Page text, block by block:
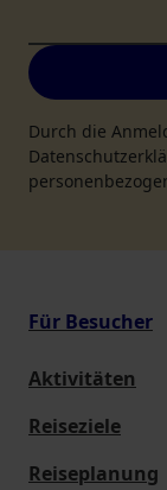
Durch die
Für Besucher
Aktivitäten
Reiseziele
Reiseplanung